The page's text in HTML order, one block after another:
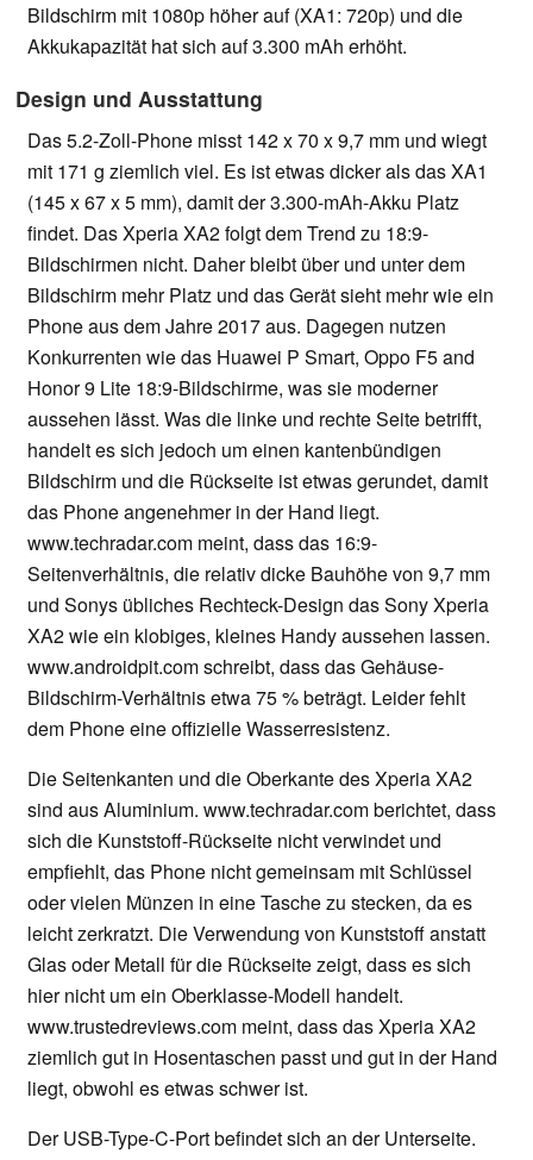
Bildschirm mit 1080p höher auf (XA1: 720p) und die
Akkukapazität hat sich auf 3.300 mAh erhöht.
Design und Ausstattung
Das 5.2-Zoll-Phone misst 142 x 70 x 9,7 mm und wiegt
mit 171 g ziemlich viel. Es ist etwas dicker als das XA1
(145 x 67 x 5 mm), damit der 3.300-mAh-Akku Platz
findet. Das Xperia XA2 folgt dem Trend zu 18:9-
Bildschirmen nicht. Daher bleibt über und unter dem
Bildschirm mehr Platz und das Gerät sieht mehr wie ein
Phone aus dem Jahre 2017 aus. Dagegen nutzen
Konkurrenten wie das Huawei P Smart, Oppo F5 and
Honor 9 Lite 18:9-Bildschirme, was sie moderner
aussehen lässt. Was die linke und rechte Seite betrifft,
handelt es sich jedoch um einen kantenbündigen
Bildschirm und die Rückseite ist etwas gerundet, damit
das Phone angenehmer in der Hand liegt.
www.techradar.com meint, dass das 16:9-
Seitenverhältnis, die relativ dicke Bauhöhe von 9,7 mm
und Sonys übliches Rechteck-Design das Sony Xperia
XA2 wie ein klobiges, kleines Handy aussehen lassen.
www.androidpit.com schreibt, dass das Gehäuse-
Bildschirm-Verhältnis etwa 75 % beträgt. Leider fehlt
dem Phone eine offizielle Wasserresistenz.
Die Seitenkanten und die Oberkante des Xperia XA2
sind aus Aluminium. www.techradar.com berichtet, dass
sich die Kunststoff-Rückseite nicht verwindet und
empfiehlt, das Phone nicht gemeinsam mit Schlüssel
oder vielen Münzen in eine Tasche zu stecken, da es
leicht zerkratzt. Die Verwendung von Kunststoff anstatt
Glas oder Metall für die Rückseite zeigt, dass es sich
hier nicht um ein Oberklasse-Modell handelt.
www.trustedreviews.com meint, dass das Xperia XA2
ziemlich gut in Hosentaschen passt und gut in der Hand
liegt, obwohl es etwas schwer ist.
Der USB-Type-C-Port befindet sich an der Unterseite.